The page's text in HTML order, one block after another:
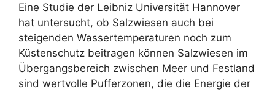
Eine Studie der Leibniz Universität Hannover
hat untersucht, ob Salzwiesen auch bei
steigenden Wassertemperaturen noch zum
Küstenschutz beitragen können Salzwiesen im
Übergangsbereich zwischen Meer und Festland
sind wertvolle Pufferzonen, die die Energie der